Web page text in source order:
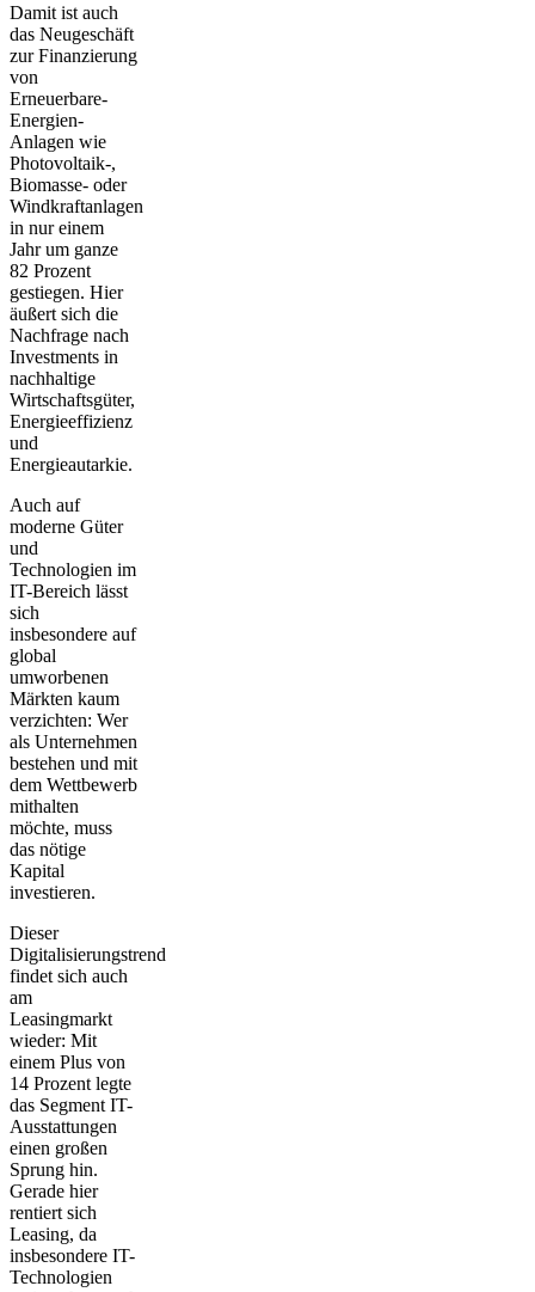
Damit ist auch
das Neugeschäft
zur Finanzierung
von
Erneuerbare-
Energien-
Anlagen wie
Photovoltaik-,
Biomasse- oder
Windkraftanlagen
in nur einem
Jahr um ganze
82 Prozent
gestiegen. Hier
äußert sich die
Nachfrage nach
Investments in
nachhaltige
Wirtschaftsgüter,
Energieeffizienz
und
Energieautarkie.
Auch auf
moderne Güter
und
Technologien im
IT-Bereich lässt
sich
insbesondere auf
global
umworbenen
Märkten kaum
verzichten: Wer
als Unternehmen
bestehen und mit
dem Wettbewerb
mithalten
möchte, muss
das nötige
Kapital
investieren.
Dieser
Digitalisierungstrend
findet sich auch
am
Leasingmarkt
wieder: Mit
einem Plus von
14 Prozent legte
das Segment IT-
Ausstattungen
einen großen
Sprung hin.
Gerade hier
rentiert sich
Leasing, da
insbesondere IT-
Technologien